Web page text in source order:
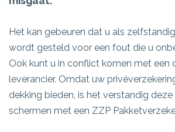
Het kan gebeuren dat u als
wordt gesteld voor een fout die u
Ook kunt u in conflict komen met
leverancier. Omdat uw
dekking bieden, is het verstandig deze
schermen met een ZZP